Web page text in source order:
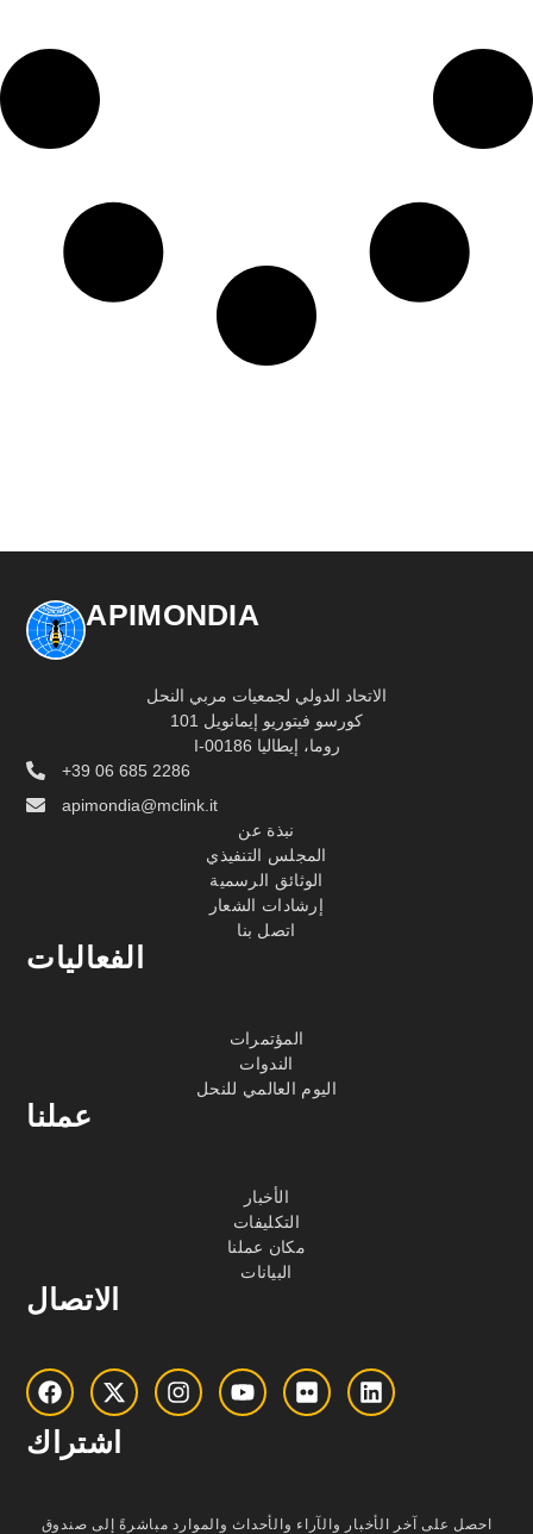
APIMONDIA
الاتحاد الدولي لجمعيات مربي النحل
كورسو فيتوريو إيمانويل 101
I-00186 روما، إيطاليا
+39 06 685 2286
apimondia@mclink.it
نبذة عن
المجلس التنفيذي
الوثائق الرسمية
إرشادات الشعار
اتصل بنا
الفعاليات
المؤتمرات
الندوات
اليوم العالمي للنحل
عملنا
الأخبار
التكليفات
مكان عملنا
البيانات
الاتصال
اشتراك
احصل على آخر الأخبار والآراء والأحداث والموارد مباشرةً إلى صندوق